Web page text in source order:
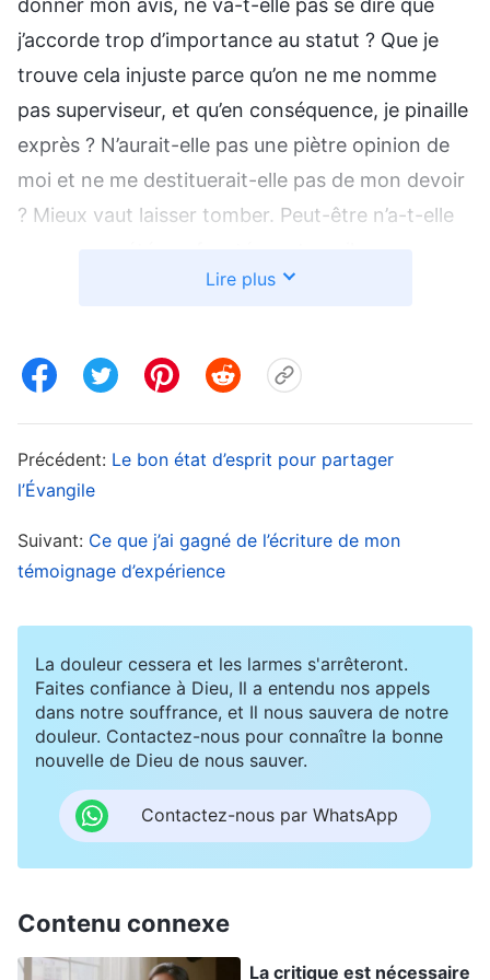
j’accorde trop d’importance au statut ? Que je
trouve cela injuste parce qu’on ne me nomme
pas superviseur, et qu’en conséquence, je pinaille
exprès ? N’aurait-elle pas une piètre opinion de
moi et ne me destituerait-elle pas de mon devoir
? Mieux vaut laisser tomber. Peut-être n’a-t-elle
longtemps. Si j’attends qu’elle s’y familiarise,
abordé le sujet avec elle.
problèmes dans notre travail d’évangélisation et
lui avons demandé de l’aide. Mais elle n’a fait
par nous-mêmes. À une autre occasion, je l’ai
qu’elle ne connaissait pas bien l’évolution précise
du nombre de nos nouveaux membres, lorsque le
dirigeant l’interrogeait, elle choisissait juste un
nombre à signaler, à partir de rien, ce qui
entraînait un grand écart par rapport au chiffre
réel. J’ai été furieux d’entendre ça. Nous
l’informions chaque mois de la situation
particulière de notre travail d’évangélisation et
suivre et le guider, mais elle ne savait même pas
Lire plus
Précédent: Le bon état d’esprit pour partager
l’Évangile
Suivant: Ce que j’ai gagné de l’écriture de mon
témoignage d’expérience
La douleur cessera et les larmes s'arrêteront.
Faites confiance à Dieu, Il a entendu nos appels
dans notre souffrance, et Il nous sauvera de notre
douleur. Contactez-nous pour connaître la bonne
nouvelle de Dieu de nous sauver.
Contactez-nous par WhatsApp
Contenu connexe
La critique est nécessaire